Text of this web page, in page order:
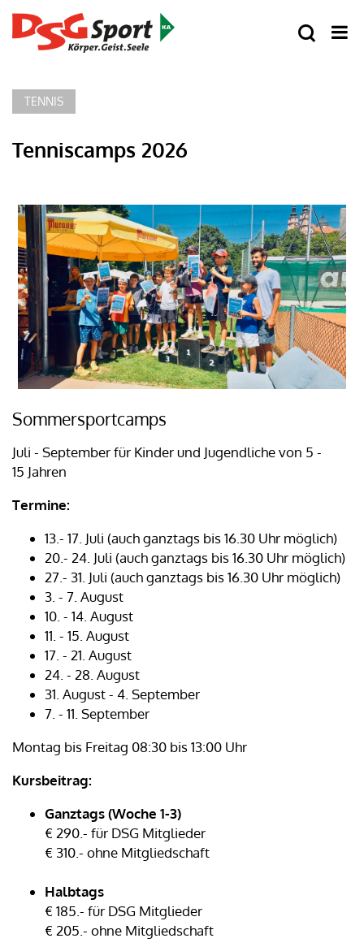
TENNIS
Tenniscamps 2026
Sommersportcamps
Juli - September für Kinder und Jugendliche von 5 -
15 Jahren
Termine:
13.- 17. Juli (auch ganztags bis 16.30 Uhr möglich)
20.- 24. Juli (auch ganztags bis 16.30 Uhr möglich)
27.- 31. Juli (auch ganztags bis 16.30 Uhr möglich)
3. - 7. August
10. - 14. August
11. - 15. August
17. - 21. August
24. - 28. August
31. August - 4. September
7. - 11. September
Montag bis Freitag 08:30 bis 13:00 Uhr
Kursbeitrag:
Ganztags (Woche 1-3)
€ 290.- für DSG Mitglieder
€ 310.- ohne Mitgliedschaft
Halbtags
€ 185.- für DSG Mitglieder
€ 205.- ohne Mitgliedschaft